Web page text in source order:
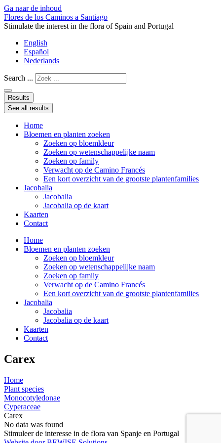
Ga naar de inhoud
Flores de los Caminos a Santiago
Stimulate the interest in the flora of Spain and Portugal
English
Español
Nederlands
Search ...
Results
See all results
Home
Bloemen en planten zoeken
Zoeken op bloemkleur
Zoeken op wetenschappelijke naam
Zoeken op family
Verwacht op de Camino Francés
Een kort overzicht van de grootste plantenfamilies
Jacobalia
Jacobalia
Jacobalia op de kaart
Kaarten
Contact
Home
Bloemen en planten zoeken
Zoeken op bloemkleur
Zoeken op wetenschappelijke naam
Zoeken op family
Verwacht op de Camino Francés
Een kort overzicht van de grootste plantenfamilies
Jacobalia
Jacobalia
Jacobalia op de kaart
Kaarten
Contact
Carex
Home
Plant species
Monocotyledonae
Cyperaceae
Carex
No data was found
Stimuleer de interesse in de flora van Spanje en Portugal